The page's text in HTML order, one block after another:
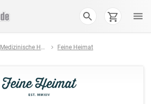
Medizinische Hilfsmittel Feine Heimat